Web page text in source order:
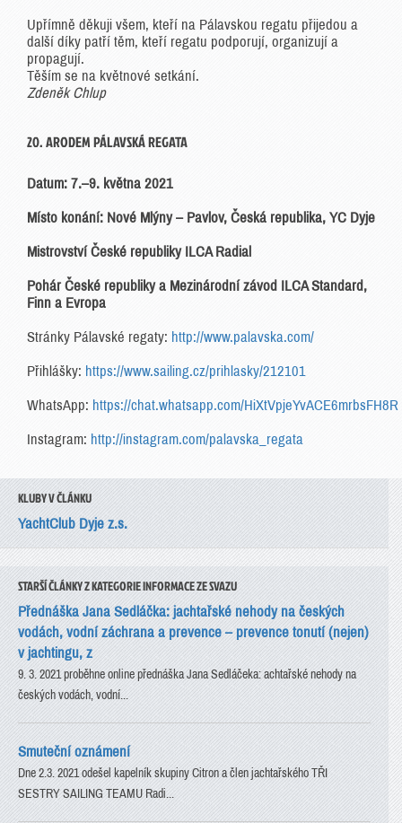
Upřímně děkuji všem, kteří na Pálavskou regatu přijedou a
další díky patří těm, kteří regatu podporují, organizují a
propagují.
Těším se na květnové setkání.
Zdeněk Chlup
20. ARODEM PÁLAVSKÁ REGATA
Datum: 7.–9. května 2021
Místo konání: Nové Mlýny – Pavlov, Česká republika, YC Dyje
Mistrovství České republiky ILCA Radial
Pohár České republiky a Mezinárodní závod ILCA Standard,
Finn a Evropa
Stránky Pálavské regaty: http://www.palavska.com/
Přihlášky: https://www.sailing.cz/prihlasky/212101
WhatsApp: https://chat.whatsapp.com/HiXtVpjeYvACE6mrbsFH8R
Instagram: http://instagram.com/palavska_regata
KLUBY V ČLÁNKU
YachtClub Dyje z.s.
STARŠÍ ČLÁNKY Z KATEGORIE INFORMACE ZE SVAZU
Přednáška Jana Sedláčka: jachtařské nehody na českých
vodách, vodní záchrana a prevence – prevence tonutí (nejen)
v jachtingu, z
9. 3. 2021 proběhne online přednáška Jana Sedláčeka: achtařské nehody na
českých vodách, vodní...
Smuteční oznámení
Dne 2.3. 2021 odešel kapelník skupiny Citron a člen jachtařského TŘI
SESTRY SAILING TEAMU Radi...